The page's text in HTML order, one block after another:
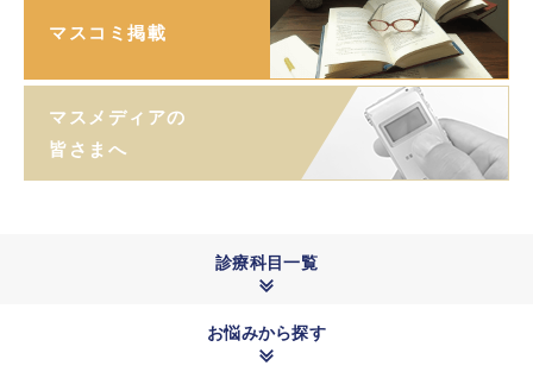
マスコミ掲載
マスメディアの
皆さまへ
診療科目一覧
お悩みから探す